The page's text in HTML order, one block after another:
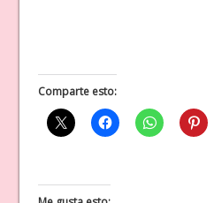
Comparte esto: